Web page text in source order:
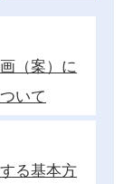
（案）に
いて
る基本方